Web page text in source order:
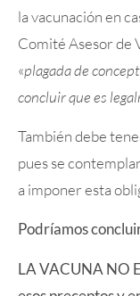
la vacunación en
Comité Asesor de
«plagada de
concluir que es
También debe
pues se
a imponer esta
Podríamos
LA VACUNA NO